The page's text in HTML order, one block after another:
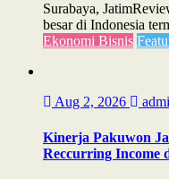
Surabaya,
besar di Indonesia
Ekonomi Bisnis
Aug 2, 2026
Kinerja Pakuwon
Reccurring Income